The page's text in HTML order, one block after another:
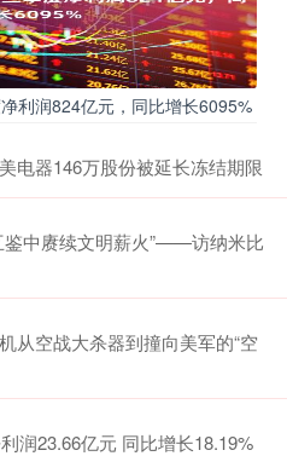
利润824亿元，同比增长6095%
电器146万股份被延长冻结期限
鉴中赓续文明薪火”——访纳米比
从空战大杀器到撞向美军的“空
润23.66亿元 同比增长18.19%